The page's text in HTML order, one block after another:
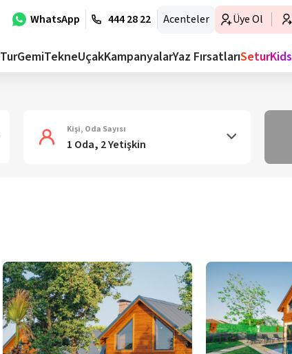
WhatsApp 444 28 22 Acenteler Üye Ol
TurGemiTekneUçakKampanyalarYaz FırsatlarıSeturKids
Kişi, Oda Sayısı
1 Oda, 2 Yetişkin